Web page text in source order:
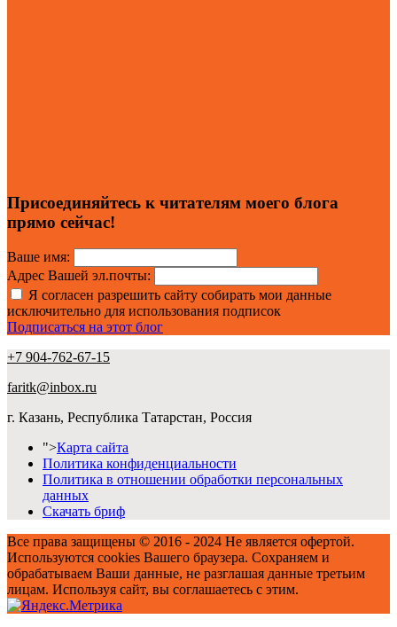
Присоединяйтесь к читателям моего блога
прямо сейчас!
Ваше имя:
Адрес Вашей эл.почты:
Я согласен разрешить сайту собирать мои данные
исключительно для использования подписок
Подписаться на этот блог
+7 904-762-67-15
faritk@inbox.ru
г. Казань, Республика Татарстан, Россия
">Карта сайта
Политика конфиденциальности
Политика в отношении обработки персональных
данных
Скачать бриф
Все права защищены © 2016 - 2024 Не является офертой.
Используются cookies Вашего браузера. Сохраняем и
обрабатываем Ваши данные, не разглашая данные третьим
лицам. Используя сайт, вы соглашаетесь с этим.